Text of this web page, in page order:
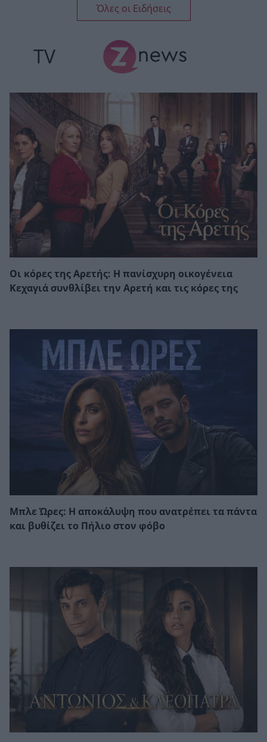
Όλες οι Ειδήσεις
TV
Οι κόρες της Αρετής: Η πανίσχυρη οικογένεια
Κεχαγιά συνθλίβει την Αρετή και τις κόρες της
Μπλε Ώρες: Η αποκάλυψη που ανατρέπει τα πάντα
και βυθίζει το Πήλιο στον φόβο